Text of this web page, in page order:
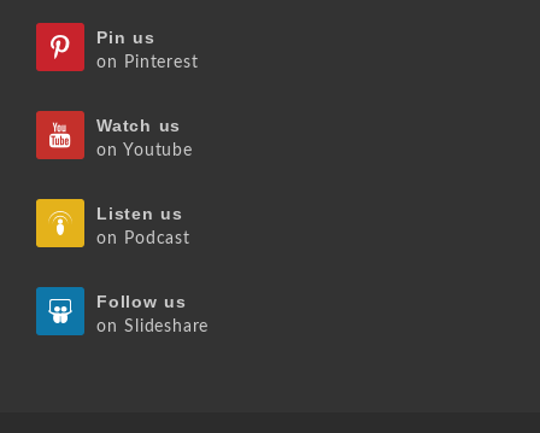
Pin us
on Pinterest
Watch us
on Youtube
Listen us
on Podcast
Follow us
on Slideshare